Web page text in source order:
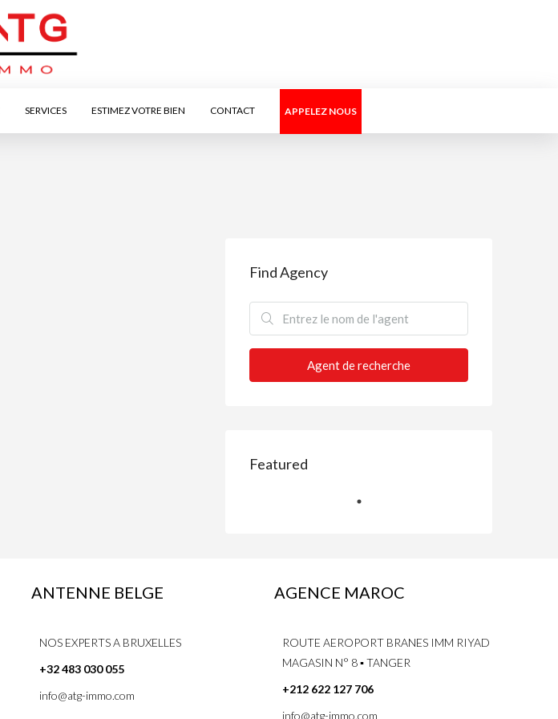
SERVICES ESTIMEZ VOTRE BIEN CONTACT APPELEZ NOUS
Find Agency
Agent de recherche
Featured
ANTENNE BELGE
NOS EXPERTS A BRUXELLES
+32 483 030 055
info@atg-immo.com
AGENCE MAROC
ROUTE AEROPORT BRANES IMM RIYAD
MAGASIN N° 8 ▪ TANGER
+212 622 127 706
info@atg-immo.com